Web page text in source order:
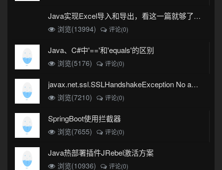
Java实现Excel导入和导出，看这一篇就够了(珍藏版)
浏览(13994)
评论(0)
Java、C#中'=='和'equals'的区别
浏览(5176) 评论(0)
javax.net.ssl.SSLHandshakeException No appropriate protocol (protocol is disabled or cipher suites are inappropriate)错误
浏览(7210)
评论(0)
SpringBoot使用拦截器
浏览(7655) 评论(0)
Java热部署插件JRebel激活方案
浏览(10936) 评论(0)